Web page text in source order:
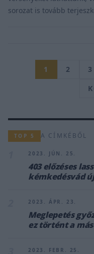
sorozat is tovább
1 2 3
TOP 5 A CÍMKÉBŐL
2023. JÚN. 25.
403 előzéses
kémkedésvád
2023. ÁPR. 23.
Meglepetés
ez történt a
2023. FEBR. 25.